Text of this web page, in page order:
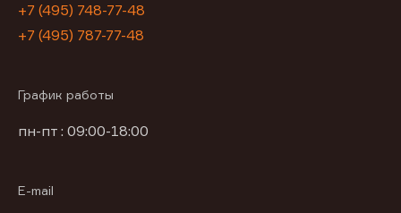
+7 (495) 748-77-48
+7 (495) 787-77-48
График работы
пн-пт : 09:00-18:00
E-mail